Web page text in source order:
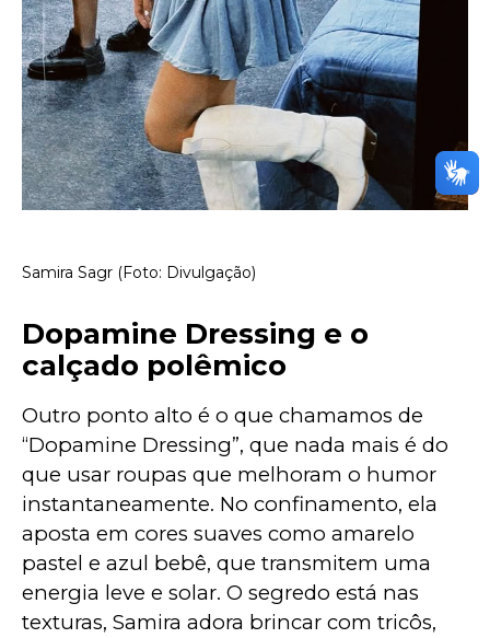
Samira Sagr (Foto: Divulgação)
Dopamine Dressing e o
calçado polêmico
Outro ponto alto é o que chamamos de
“Dopamine Dressing”, que nada mais é do
que usar roupas que melhoram o humor
instantaneamente. No confinamento, ela
aposta em cores suaves como amarelo
pastel e azul bebê, que transmitem uma
energia leve e solar. O segredo está nas
texturas, Samira adora brincar com tricôs,